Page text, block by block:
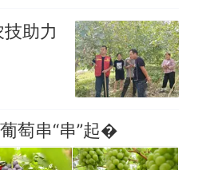
助力
萄串“串”起�